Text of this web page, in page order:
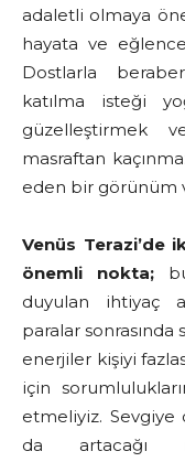
adaletli olmaya
hayata ve
Dostlarla
katılma isteği
güzelleştirmek
masraftan
eden bir görünüm
Venüs Terazi’de
önemli nokta;
duyulan ihtiyaç
paralar sonrasında
enerjiler kişiyi
için
etmeliyiz. Sevgiye
da artacağı